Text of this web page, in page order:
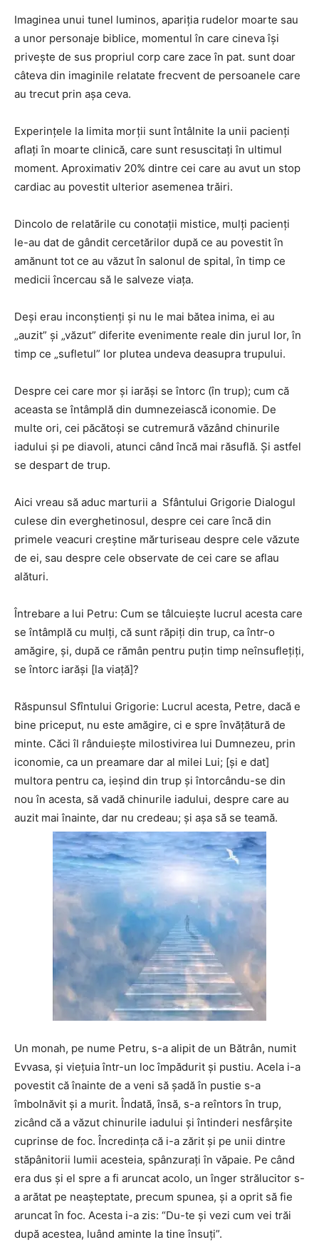
Imaginea unui tunel luminos, apariţia rudelor moarte sau
a unor personaje biblice, momentul în care cineva îşi
priveşte de sus propriul corp care zace în pat. sunt doar
câteva din imaginile relatate frecvent de persoanele care
au trecut prin aşa ceva.
Experinţele la limita morţii sunt întâlnite la unii pacienţi
aflaţi în moarte clinică, care sunt resuscitaţi în ultimul
moment. Aproximativ 20% dintre cei care au avut un stop
cardiac au povestit ulterior asemenea trăiri.
Dincolo de relatările cu conotaţii mistice, mulţi pacienţi
le-au dat de gândit cercetărilor după ce au povestit în
amănunt tot ce au văzut în salonul de spital, în timp ce
medicii încercau să le salveze viaţa.
Deşi erau inconştienţi şi nu le mai bătea inima, ei au
„auzit” şi „văzut” diferite evenimente reale din jurul lor, în
timp ce „sufletul” lor plutea undeva deasupra trupului.
Despre cei care mor şi iarăşi se întorc (în trup); cum că
aceasta se întâmplă din dumnezeiască iconomie. De
multe ori, cei păcătoşi se cutremură văzând chinurile
iadului şi pe diavoli, atunci când încă mai răsuflă. Şi astfel
se despart de trup.
Aici vreau să aduc marturii a Sfântului Grigorie Dialogul
culese din everghetinosul, despre cei care încă din
primele veacuri creștine mărturiseau despre cele văzute
de ei, sau despre cele observate de cei care se aflau
alături.
Întrebare a lui Petru: Cum se tâlcuieşte lucrul acesta care
se întâmplă cu mulţi, că sunt răpiţi din trup, ca într-o
amăgire, şi, după ce rămân pentru puţin timp neînsufleţiţi,
se întorc iarăşi [la viaţă]?
Răspunsul Sfîntului Grigorie: Lucrul acesta, Petre, dacă e
bine priceput, nu este amăgire, ci e spre învăţătură de
minte. Căci îl rânduieşte milostivirea lui Dumnezeu, prin
iconomie, ca un preamare dar al milei Lui; [şi e dat]
multora pentru ca, ieşind din trup şi întorcându-se din
nou în acesta, să vadă chinurile iadului, despre care au
auzit mai înainte, dar nu credeau; şi aşa să se teamă.
Un monah, pe nume Petru, s-a alipit de un Bătrân, numit
Evvasa, şi vieţuia într-un loc împădurit şi pustiu. Acela i-a
povestit că înainte de a veni să şadă în pustie s-a
îmbolnăvit şi a murit. Îndată, însă, s-a reîntors în trup,
zicând că a văzut chinurile iadului şi întinderi nesfârşite
cuprinse de foc. Încredinţa că i-a zărit şi pe unii dintre
stăpânitorii lumii acesteia, spânzuraţi în văpaie. Pe când
era dus şi el spre a fi aruncat acolo, un înger strălucitor s-
a arătat pe neaşteptate, precum spunea, şi a oprit să fie
aruncat în foc. Acesta i-a zis: “Du-te şi vezi cum vei trăi
după acestea, luând aminte la tine însuţi”.